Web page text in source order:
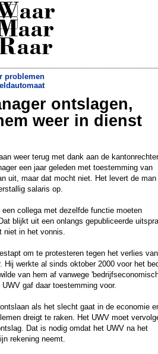
problemen
Man die eieren naar koning gooide mag
geen eieren meer bezitten»
ontslagen,
weer in dienst
weer terug met dank aan de
een jaar geleden met toestemming van
uit, maar dat mocht niet. Het levert de man
salaris op.
collega met dezelfde functie moeten
blijkt uit een onlangs gepubliceerde
niet in het vonnis.
om te protesteren tegen het verlies
Hij werkte al sinds oktober 2000 voor het
van hem af vanwege
gaf daar toestemming voor.
als het slecht gaat in de economie
dreigt te raken. Het UWV moet
Dat is nodig omdat het UWV na het
rekening neemt.